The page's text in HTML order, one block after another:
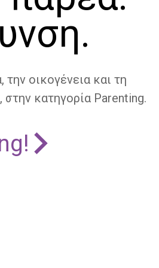
οικογένεια και τη
, στην κατηγορία Parenting.